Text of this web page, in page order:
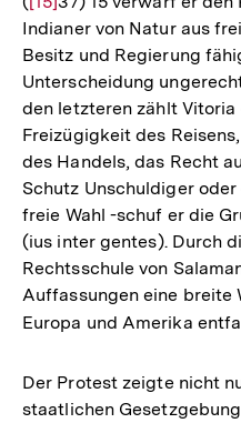
Auflösung
der
Fußnote
Indianer von Natur aus
Besitz und Regierung
Unterscheidung
den letzteren zählt
Freizügigkeit des
des Handels, das Recht
Schutz Unschuldiger
freie Wahl -schuf er die
(ius inter gentes). Durch
Rechtsschule von
Auffassungen eine breite
Europa und Amerika
Der Protest zeigte nicht
staatlichen